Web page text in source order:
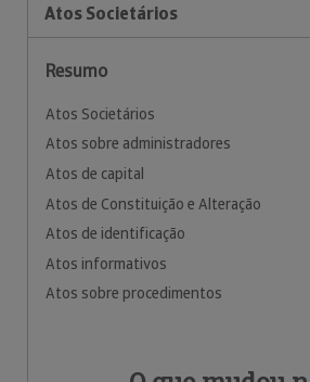
Atos Societários
Resumo
Atos Societários
Atos sobre administradores
Atos de capital
Atos de Constituição e Alteração
Atos de identificação
Atos informativos
Atos sobre procedimentos